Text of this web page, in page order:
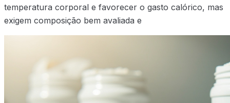
temperatura corporal e favorecer o gasto calórico, mas
exigem composição bem avaliada e